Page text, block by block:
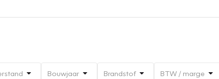
Bouwjaar Brandstof BTW / marge